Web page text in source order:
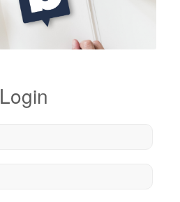
Login